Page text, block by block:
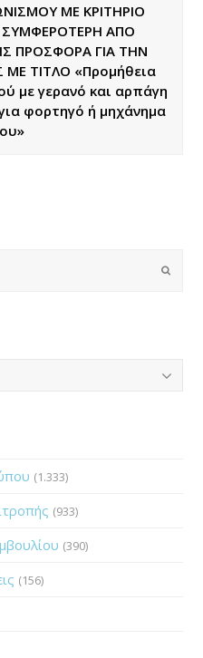
ΜΕ ΚΡΙΤΗΡΙΟ
ΑΠΟ
ΠΡΟΣΦΟΡΑ ΓΙΑ ΤΗΝ
ΤΙΤΛΟ «Προμήθεια
με γερανό και αρπάγη
φορτηγό ή μηχάνημα
Submit
(1.333)
(933)
(390)
(156)